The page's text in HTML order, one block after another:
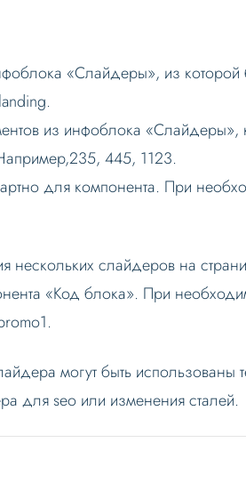
«Слайдеры», из которой
из инфоблока «Слайдеры»,
445, 1123.
для компонента. При
слайдеров на
«Код блока». При
могут быть
для seo или изменения сталей.